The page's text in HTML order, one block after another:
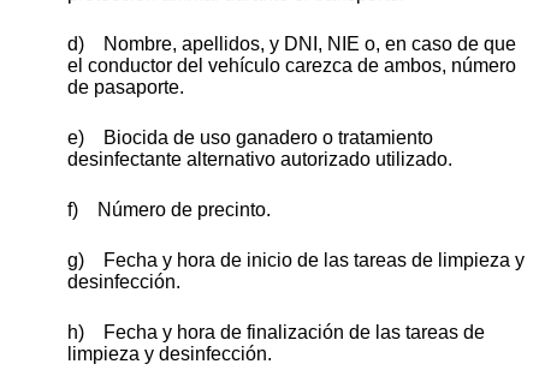
d) Nombre, apellidos, y DNI, NIE o, en caso de que
el conductor del vehículo carezca de ambos, número
de pasaporte.
e) Biocida de uso ganadero o tratamiento
desinfectante alternativo autorizado utilizado.
f) Número de precinto.
g) Fecha y hora de inicio de las tareas de limpieza y
desinfección.
h) Fecha y hora de finalización de las tareas de
limpieza y desinfección.